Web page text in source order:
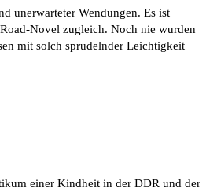
unerwarteter Wendungen. Es ist
Novel zugleich. Noch nie wurden
mit solch sprudelnder Leichtigkeit
einer Kindheit in der DDR und der